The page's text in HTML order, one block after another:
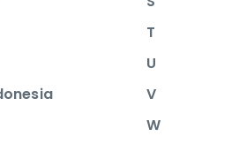
T
U
V
W